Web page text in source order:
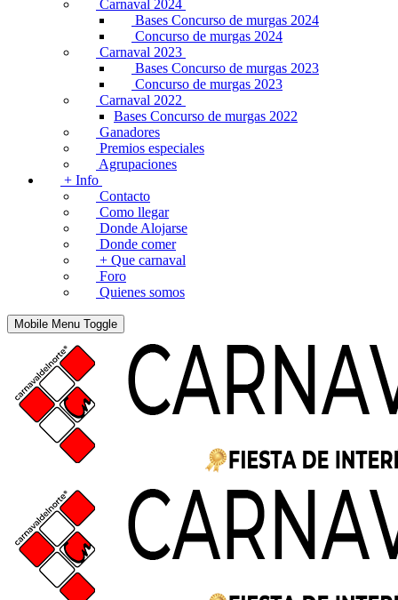
Carnaval 2024
Bases Concurso de murgas 2024
Concurso de murgas 2024
Carnaval 2023
Bases Concurso de murgas 2023
Concurso de murgas 2023
Carnaval 2022
Bases Concurso de murgas 2022
Ganadores
Premios especiales
Agrupaciones
+ Info
Contacto
Como llegar
Donde Alojarse
Donde comer
+ Que carnaval
Foro
Quienes somos
Mobile Menu Toggle